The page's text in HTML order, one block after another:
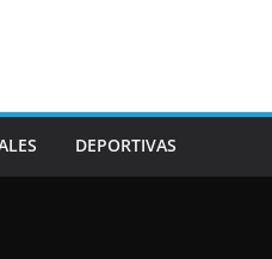
DEPORTIVAS